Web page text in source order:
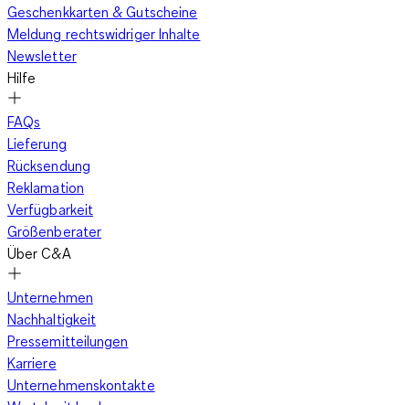
Geschenkkarten & Gutscheine
Meldung rechtswidriger Inhalte
Newsletter
Hilfe
FAQs
Lieferung
Rücksendung
Reklamation
Verfügbarkeit
Größenberater
Über C&A
Unternehmen
Nachhaltigkeit
Pressemitteilungen
Karriere
Unternehmenskontakte